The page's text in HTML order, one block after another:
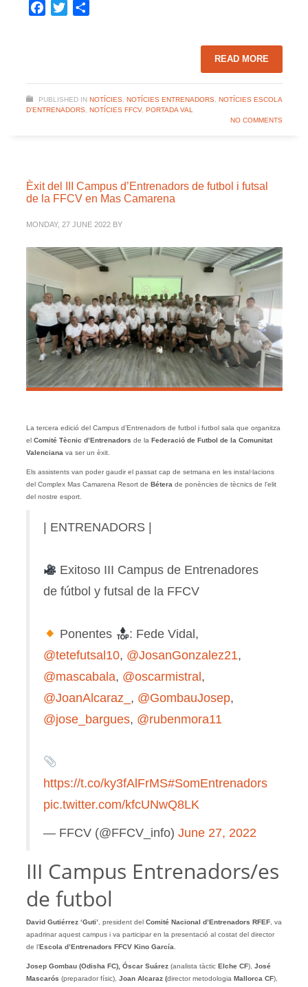
Facebook
Twitter
READ MORE
PUBLISHED IN NOTÍCIES, NOTÍCIES ENTRENADORS, NOTÍCIES ESCOLA
D'ENTRENADORS, NOTÍCIES FFCV, PORTADA VAL
NO COMMENTS
Èxit del III Campus d’Entrenadors de futbol i futsal
de la FFCV en Mas Camarena
MONDAY, 27 JUNE 2022 BY
La tercera edició del Campus d’Entrenadors de futbol i futbol sala que organitza
el Comité Tècnic d’Entrenadors de la Federació de Futbol de la Comunitat
Valenciana va ser un èxit.
Els assistents van poder gaudir el passat cap de setmana en les instal·lacions
del Complex Mas Camarena Resort de Bétera de ponències de tècnics de l’elit
del nostre esport.
| ENTRENADORS |
Exitoso III Campus de Entrenadores
de fútbol y futsal de la FFCV
Ponentes
: Fede Vidal,
@tetefutsal10, @JosanGonzalez21,
@mascabala, @oscarmistral,
@JoanAlcaraz_ , @GombauJosep,
@jose_bargues, @rubenmora11
https://t.co/ky3fAlFrMS#SomEntrenadors
pic.twitter.com/kfcUNwQ8LK
— FFCV (@FFCV_info) June 27, 2022
III Campus Entrenadors/es
de futbol
David Gutiérrez ‘Guti’ , president del Comité Nacional d’Entrenadors RFEF, va
apadrinar aquest campus i va participar en la presentació al costat del director
de l’Escola d’Entrenadors FFCV Kino García
Josep Gombau (Odisha FC), Óscar Suárez (analista tàctic Elche CF), José
Mascarós (preparador físic), Joan Alcaraz (director metodologia Mallorca CF),